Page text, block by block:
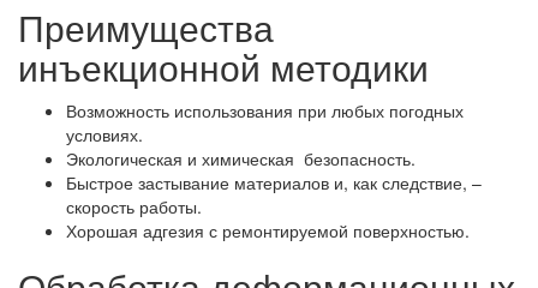
Преимущества
инъекционной методики
Возможность использования при любых погодных
условиях.
Экологическая и химическая безопасность.
Быстрое застывание материалов и, как следствие, –
скорость работы.
Хорошая адгезия с ремонтируемой поверхностью.